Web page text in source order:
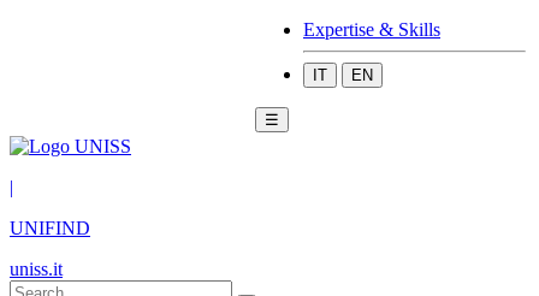
Expertise & Skills
IT EN
☰
|
UNIFIND
uniss.it